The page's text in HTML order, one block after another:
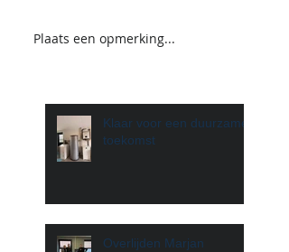
Plaats een opmerking...
Klaar voor een duurzame
toekomst
Overlijden Marjan